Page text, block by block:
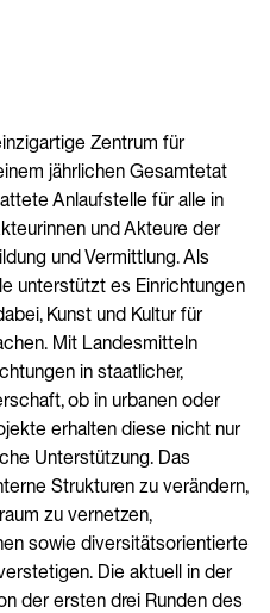
Zentrum für
jährlichen Gesamtetat
Anlaufstelle für alle in
und Akteure der
und Vermittlung. Als
unterstützt es Einrichtungen
Kunst und Kultur für
Mit Landesmitteln
in staatlicher,
ob in urbanen oder
erhalten diese nicht nur
Unterstützung. Das
Strukturen zu verändern,
zu vernetzen,
sowie diversitätsorientierte
Die aktuell in der
der ersten drei Runden des